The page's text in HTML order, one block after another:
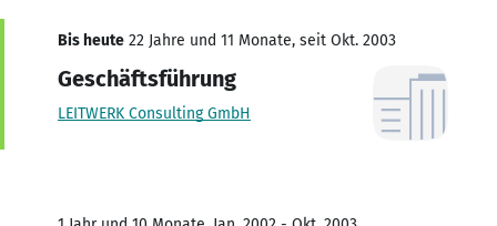
Bis heute 22 Jahre und 11 Monate, seit Okt. 2003
Geschäftsführung
LEITWERK Consulting GmbH